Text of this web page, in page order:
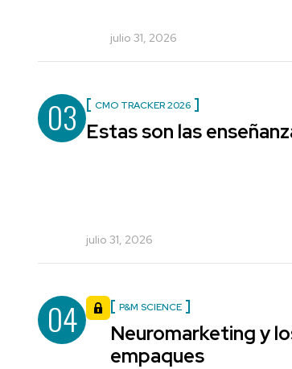
julio 31, 2026
03 CMO TRACKER 2026
Estas son las
julio 31, 2026
04 P&M SCIENCE
Neuromarketing y
empaques